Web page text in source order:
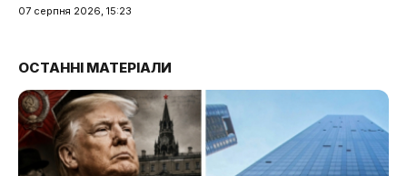
07 серпня 2026, 15:23
ОСТАННІ МАТЕРІАЛИ